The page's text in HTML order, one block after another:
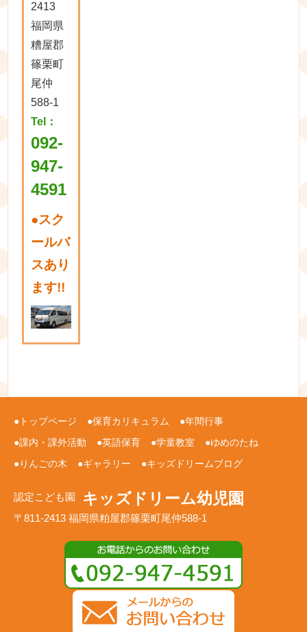
2413
福岡県
糟屋郡
篠栗町
尾仲
588-1
Tel：
092-
947-
4591
●スク
ールバ
スあり
ます!!
トップページ 保育カリキュラム
年間行事
課内・課外活動
英語保育 学童教室
ゆめのたね
りんごの木
ギャラリー キッズドリームブログ
認定こども園 キッズドリーム幼児園
〒811-2413 福岡県粕屋郡篠栗町尾仲588-1